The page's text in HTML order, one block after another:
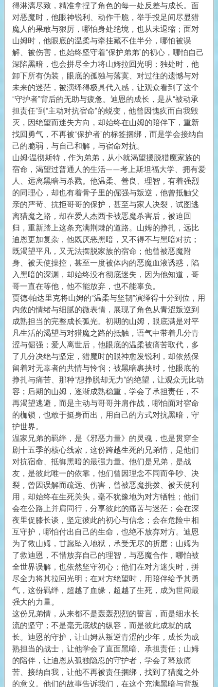
得淋漓尽致，精准拿捏了角色的每一处反差与成长。面
对恶魔时，他眼神锐利、动作干脆，举手投足间尽显猎
魔人的果敢与狠厉，哪怕身处绝境，也从未退缩；面对
山姆时，他眼底的温柔与牵挂藏不住半分，哪怕被误
解、被伤害，也始终坚守着“保护弟弟”的初心，哪怕自己
深陷黑暗，也会拼尽全力将山姆拉回光明；独处时，他
卸下所有伪装，眼底的孤独与落寞、对过往的遗憾与对
未来的迷茫，被演绎得极具代入感，让观众看到了这个
“守护者”背后的无助与疲惫。迪恩的成长，是从“被动承
担责任”到“主动对抗宿命”的蜕变，他曾因愧疚而自我毁
灭，因绝望而迷失方向，却始终在山姆的陪伴下，重新
找回勇气，不再被“保护者”的标签捆绑，而是学会接纳自
己的脆弱，与自己和解，与宿命对抗。
山姆·温彻斯特，作为弟弟，从小就渴望摆脱猎魔家族的
宿命，渴望过普通人的生活——考上斯坦福大学、拥有爱
人、远离黑暗与杀戮。他温柔、善良、理智，有着强烈
的同理心，却也有着骨子里的倔强与叛逆，他曾抵触父
亲的严苛、抗拒哥哥的保护，甚至与家人决裂，试图逃
离猎魔之路，却在爱人杰西卡被恶魔杀害后，被迫回
归，重新踏上这条充满荆棘的道路。山姆的挣扎，远比
迪恩更加复杂，他既厌恶黑暗，又不得不与黑暗对抗；
既渴望平凡，又无法摆脱家族的宿命；他曾被恶魔附
身、被天使操控，甚至一度被体内的恶魔血液诱惑，陷
入黑暗的深渊，却始终没有彻底迷失，因为他知道，哥
哥一直在等他，他不能放弃，也不能辜负。
贾德·帕达里克将山姆的“温柔与坚韧”演绎得十分到位，用
内敛的情绪与细腻的微表情，展现了角色从青涩叛逆到
成熟担当的完整成长弧光。初期的山姆，眼底满是对平
凡生活的渴望与对猎魔之路的抵触，语气中带着几分青
涩与倔强；爱人离世后，他眼底的温柔被痛苦取代，多
了几分决绝与坚定，猎魔时的眼神愈发锐利，却依然保
留着对无辜者的共情与怜悯；被黑暗裹挟时，他眼底的
挣扎与痛苦、那种“想挣脱却无力”的绝望，让观众无比动
容；后期的山姆，逐渐成熟稳重，学会了承担责任，不
再渴望逃避，而是主动与哥哥并肩作战，哪怕面对宿命
的枷锁，也敢于挺身而出，用自己的方式对抗黑暗，守
护世界。
温家兄弟的羁绊，是《邪恶力量》的灵魂，也是贯穿全
剧十五季的核心线索，这份跨越生死的兄弟情，是他们
对抗宿命、抵御黑暗的最强力量。他们是兄弟，是战
友，是彼此唯一的依靠，他们曾因理念不同而争吵、决
裂，曾因误解而疏远、伤害，曾被恶魔挑拨、被天使利
用，却始终在生死关头，毫不犹豫地为对方牺牲；他们
会在公路上并肩同行，分享彼此的痛苦与迷茫；会在深
夜里促膝长谈，坚定彼此的初心与信念；会在危险中相
互守护，哪怕付出自己的生命，也绝不放弃对方。迪恩
为了救山姆，甘愿坠入地狱，承受无尽的折磨；山姆为
了救迪恩，不惜放弃自己的理智，与恶魔合作，哪怕被
全世界误解，也依然坚守初心；他们在对方迷失时，拼
尽全力将其拉回光明；在对方绝望时，用陪伴给予其勇
气，这份羁绊，超越了血缘，超越了生死，成为世间最
强大的力量。
这份兄弟情，从来都不是轰轰烈烈的誓言，而是细水长
流的坚守；不是毫无底线的纵容，而是彼此成就的成
长。迪恩的守护，让山姆从叛逆青涩的少年，成长为成
熟担当的战士，让他学会了直面黑暗、承担责任；山姆
的陪伴，让迪恩从孤独隐忍的守护者，学会了释放痛
苦、接纳自我，让他不再被责任捆绑，找到了猎魔之外
的意义。他们的故事告诉我们，在这个充满黑暗与背叛